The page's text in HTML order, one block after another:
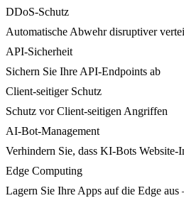
DDoS-Schutz
Automatische Abwehr disruptiver
API-Sicherheit
Sichern Sie Ihre API-Endpoints ab
Client-seitiger Schutz
Schutz vor Client-seitigen Angriffen
AI-Bot-Management
Verhindern Sie, dass KI-Bots Website-
Edge Computing
Lagern Sie Ihre Apps auf die Edge aus